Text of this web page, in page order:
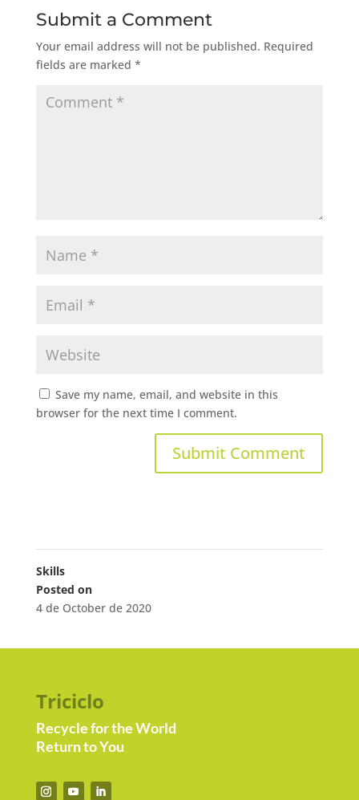
Submit a Comment
Your email address will not be published. Required
fields are marked *
Save my name, email, and website in this
browser for the next time I comment.
Skills
Posted on
4 de October de 2020
Triciclo
Recycle for the World
Return to You